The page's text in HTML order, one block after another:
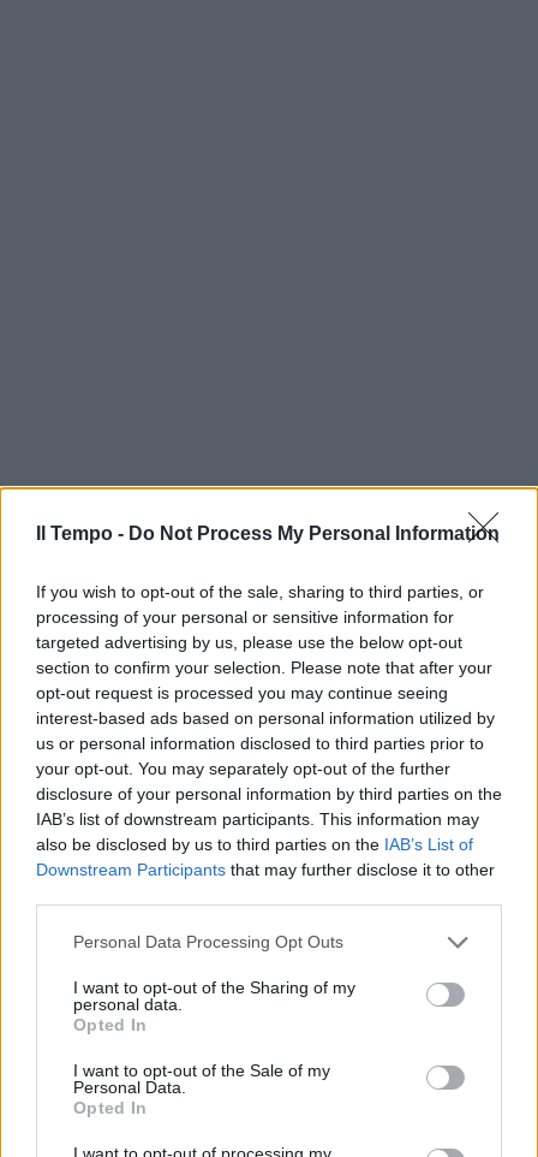
Il Tempo - Do Not Process My Personal Information
If you wish to opt-out of the sale, sharing to third parties, or
processing of your personal or sensitive information for
targeted advertising by us, please use the below opt-out
section to confirm your selection. Please note that after your
opt-out request is processed you may continue seeing
interest-based ads based on personal information utilized by
us or personal information disclosed to third parties prior to
your opt-out. You may separately opt-out of the further
disclosure of your personal information by third parties on the
IAB’s list of downstream participants. This information may
also be disclosed by us to third parties on the IAB’s List of
Downstream Participants that may further disclose it to other
Personal Data Processing Opt Outs
I want to opt-out of the Sharing of my
personal data.
Opted In
I want to opt-out of the Sale of my
Personal Data.
Opted In
I want to opt-out of processing my